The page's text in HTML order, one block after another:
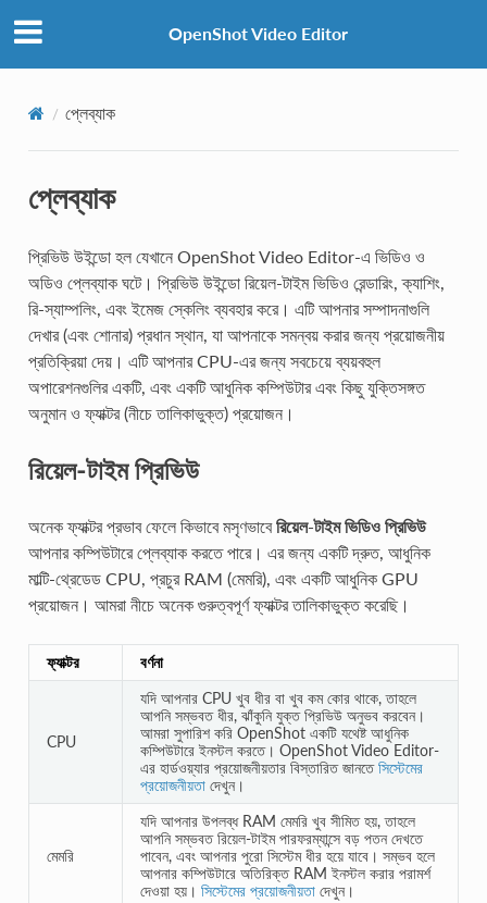
OpenShot Video Editor
প্লেব্যাক
প্লেব্যাক
প্রিভিউ উইন্ডো হল যেখানে OpenShot Video Editor-এ ভিডিও ও
অডিও প্লেব্যাক ঘটে। প্রিভিউ উইন্ডো রিয়েল-টাইম ভিডিও রেন্ডারিং, ক্যাশিং,
রি-স্যাম্পলিং, এবং ইমেজ স্কেলিং ব্যবহার করে। এটি আপনার সম্পাদনাগুলি
দেখার (এবং শোনার) প্রধান স্থান, যা আপনাকে সমন্বয় করার জন্য প্রয়োজনীয়
প্রতিক্রিয়া দেয়। এটি আপনার CPU-এর জন্য সবচেয়ে ব্যয়বহুল
অপারেশনগুলির একটি, এবং একটি আধুনিক কম্পিউটার এবং কিছু যুক্তিসঙ্গত
অনুমান ও ফ্যাক্টর (নীচে তালিকাভুক্ত) প্রয়োজন।
রিয়েল-টাইম প্রিভিউ
অনেক ফ্যাক্টর প্রভাব ফেলে কিভাবে মসৃণভাবেরিয়েল-টাইম ভিডিও প্রিভিউ
আপনার কম্পিউটারে প্লেব্যাক করতে পারে। এর জন্য একটি দ্রুত, আধুনিক
মাল্টি-থ্রেডেড CPU, প্রচুর RAM (মেমরি), এবং একটি আধুনিক GPU
প্রয়োজন। আমরা নীচে অনেক গুরুত্বপূর্ণ ফ্যাক্টর তালিকাভুক্ত করেছি।
ফ্যাক্টর বর্ণনা
CPU
যদি আপনার CPU খুব ধীর বা খুব কম কোর থাকে, তাহলে
আপনি সম্ভবত ধীর, ঝাঁকুনি যুক্ত প্রিভিউ অনুভব করবেন।
আমরা সুপারিশ করি OpenShot একটি যথেষ্ট আধুনিক
কম্পিউটারে ইনস্টল করতে। OpenShot Video Editor-
এর হার্ডওয়্যার প্রয়োজনীয়তার বিস্তারিত জানতেসিস্টেমের
প্রয়োজনীয়তাদেখুন।
মেমরি
যদি আপনার উপলব্ধ RAM মেমরি খুব সীমিত হয়, তাহলে
আপনি সম্ভবত রিয়েল-টাইম পারফরম্যান্সে বড় পতন দেখতে
পাবেন, এবং আপনার পুরো সিস্টেম ধীর হয়ে যাবে। সম্ভব হলে
আপনার কম্পিউটারে অতিরিক্ত RAM ইনস্টল করার পরামর্শ
দেওয়া হয়। সিস্টেমের প্রয়োজনীয়তাদেখুন।